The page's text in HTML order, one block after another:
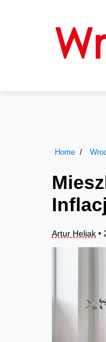
Home
Artur Heliak •